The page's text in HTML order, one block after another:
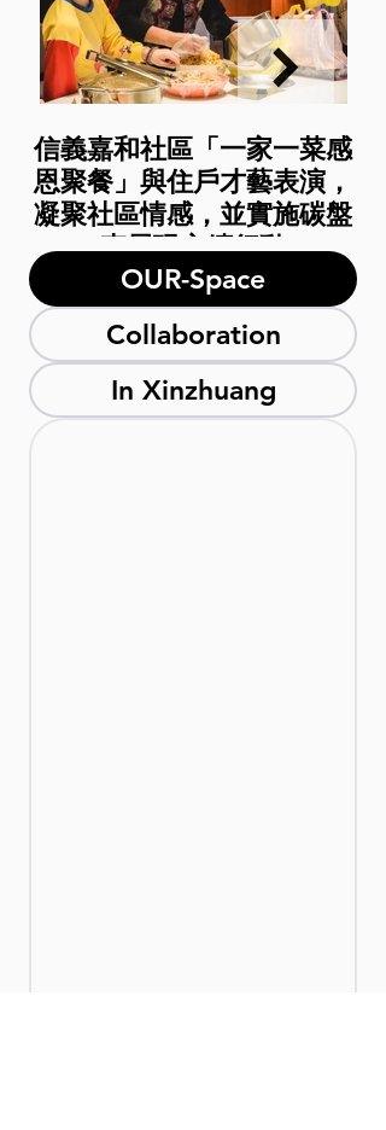
信義嘉和社區「一家一菜感
恩聚餐」與住戶才藝表演，
凝聚社區情感，並實施碳盤
查展現永續行動
2025年01月04日
OUR-Space
Collaboration
In Xinzhuang